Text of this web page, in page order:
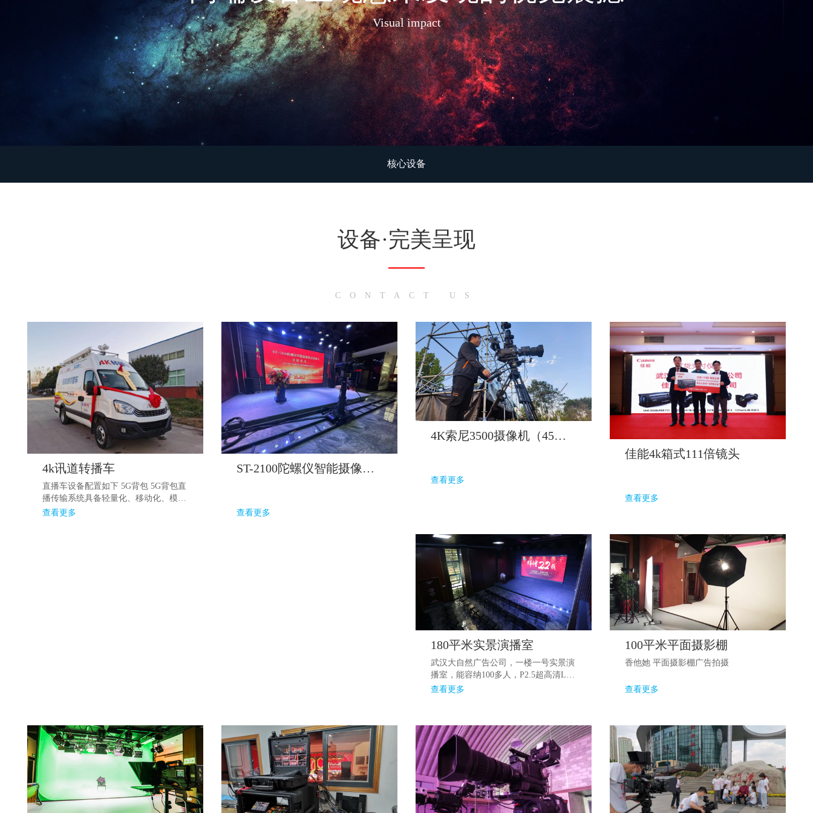
Visual impact
核心设备
设备·完美呈现
CONTACT US
4k讯道转播车
直播车设备配置如下 5G背包 5G背包直
播传输系统具备轻量化、移动化、模块
化等特点，部署便捷、使用快捷、超远
查看更多
ST-2100陀螺仪智能摄像轨道
查看更多
4K索尼3500摄像机（45倍长焦）
查看更多
佳能4k箱式111倍镜头
查看更多
180平米实景演播室
武汉大自然广告公司，一楼一号实景演
播室，能容纳100多人，P2.5超高清Led
大屏，英国C牌音响，灯光齐备，（含
制、网络直播等，一应具有...
查看更多
100平米平面摄影棚
香他她 平面摄影棚广告拍摄
查看更多